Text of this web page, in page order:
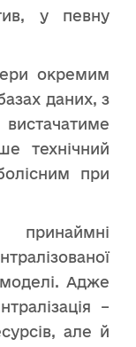
у певну
окремим
даних, з
технічний
при
принаймні
моделі. Адже
–
але й